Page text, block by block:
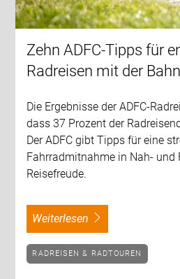
Zehn ADFC-Tipps für
Radreisen mit der Bahn
Die Ergebnisse der ADFC-
dass 37 Prozent der
Der ADFC gibt Tipps für eine
Fahrradmitnahme in Nah- und
Reisefreude.
weiterlesen
RADREISEN & RADTOUREN